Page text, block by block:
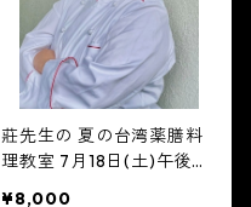
莊先生の 夏の台湾薬膳料
理教室 7月18日(土)午後の
¥8,000